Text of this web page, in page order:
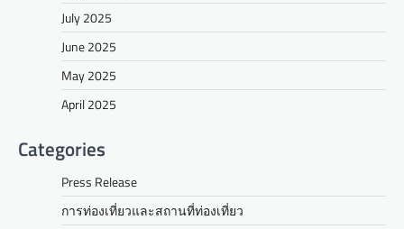
July 2025
June 2025
May 2025
April 2025
Categories
Press Release
การท่องเที่ยวและสถานที่ท่องเที่ยว